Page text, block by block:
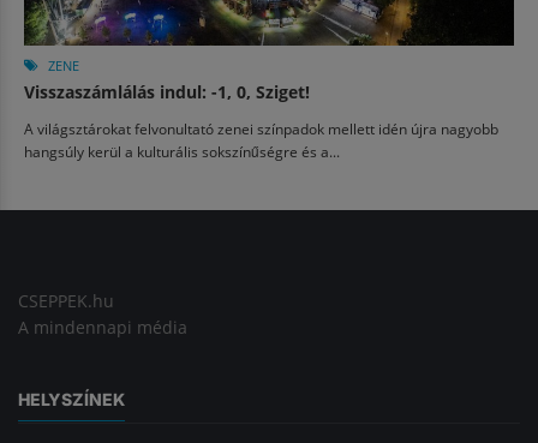
ZENE
Visszaszámlálás indul: -1, 0, Sziget!
A világsztárokat felvonultató zenei színpadok mellett idén újra nagyobb
hangsúly kerül a kulturális sokszínűségre és a...
CSEPPEK.hu
A mindennapi média
HELYSZÍNEK